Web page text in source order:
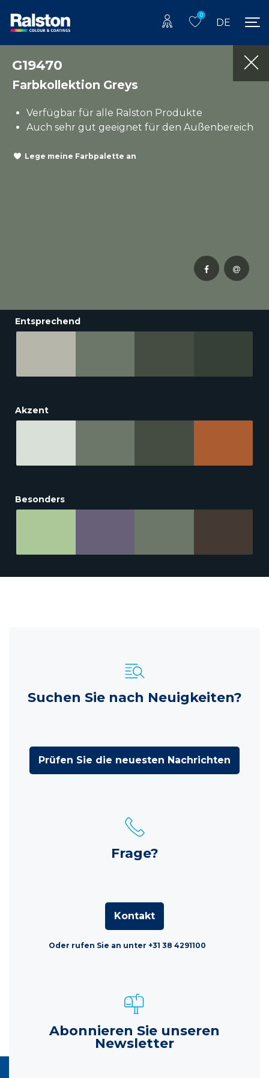
0
DE
G19470
Farbkollektion Greys
Verfügbar für alle Ralston Produkte
Auch sehr gut geeignet für den Außenbereich
Lege meine Farbpalette an
Entsprechend
Akzent
Besonders
Suchen Sie nach Neuigkeiten?
Prüfen Sie die neuesten Nachrichten
Frage?
Kontakt
Oder rufen Sie an unter +31 38 4291100
Abonnieren Sie unseren
Newsletter